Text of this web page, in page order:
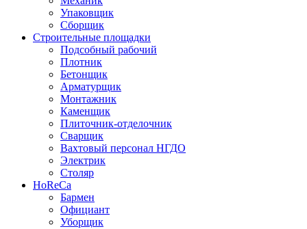
Упаковщик
Сборщик
Строительные площадки
Подсобный рабочий
Плотник
Бетонщик
Арматурщик
Монтажник
Каменщик
Плиточник-отделочник
Сварщик
Вахтовый персонал НГДО
Электрик
Столяр
HoReCa
Бармен
Официант
Уборщик